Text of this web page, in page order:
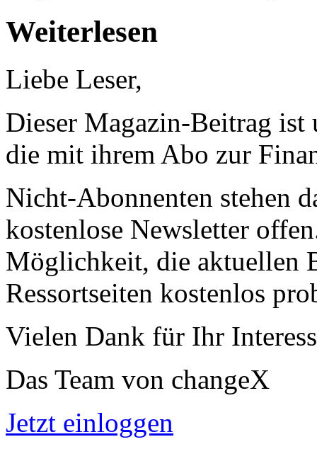
Weiterlesen
Liebe Leser,
Dieser Magazin-Beitrag ist
die mit ihrem Abo zur
Nicht-Abonnenten stehen
kostenlose Newsletter
Möglichkeit, die aktuellen
Ressortseiten kostenlos
Vielen Dank für Ihr
Das Team von changeX
Jetzt einloggen